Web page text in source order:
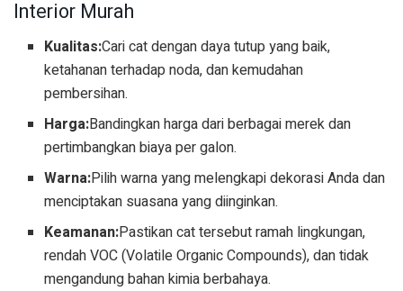
Interior Murah
Kualitas:Cari cat dengan daya tutup yang baik,
ketahanan terhadap noda, dan kemudahan
pembersihan.
Harga:Bandingkan harga dari berbagai merek dan
pertimbangkan biaya per galon.
Warna:Pilih warna yang melengkapi dekorasi Anda dan
menciptakan suasana yang diinginkan.
Keamanan:Pastikan cat tersebut ramah lingkungan,
rendah VOC (Volatile Organic Compounds), dan tidak
mengandung bahan kimia berbahaya.